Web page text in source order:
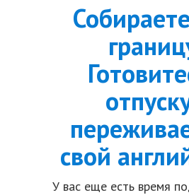
свой
У вас еще есть время